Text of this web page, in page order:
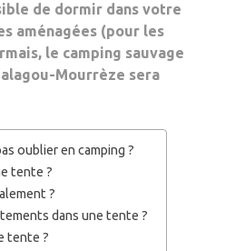
de dormir dans votre
aménagées (pour les
le camping sauvage
Mourrèze sera
oublier en camping ?
tente ?
?
dans une tente ?
tente ?